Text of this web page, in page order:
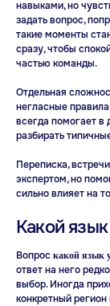
навыками, но
задать вопрос,
такие моменты
сразу, чтобы
частью команды.
Отдельная
негласные
всегда помогает в
разбирать
Переписка,
экспертом, но
сильно влияет на
Какой
Вопрос какой язык
ответ на него
выбор. Иногда
конкретный
занятия